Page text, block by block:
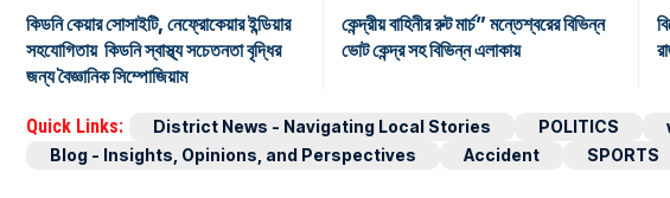
কিডনি কেয়ার সোসাইটি, নেফ্রোকেয়ার ইন্ডিয়ার
সহযোগিতায় কিডনি স্বাস্থ্য সচেতনতা বৃদ্ধির
জন্য বৈজ্ঞানিক সিম্পোজিয়াম
কেন্দ্রীয় বাহিনীর রুট মার্চ” মন্তেশ্বরের বিভিন্ন
ভোট কেন্দ্র সহ বিভিন্ন এলাকায়
Quick Links: District News - Navigating Local Stories POLITICS
Blog - Insights, Opinions, and Perspectives
Accident SPORTS